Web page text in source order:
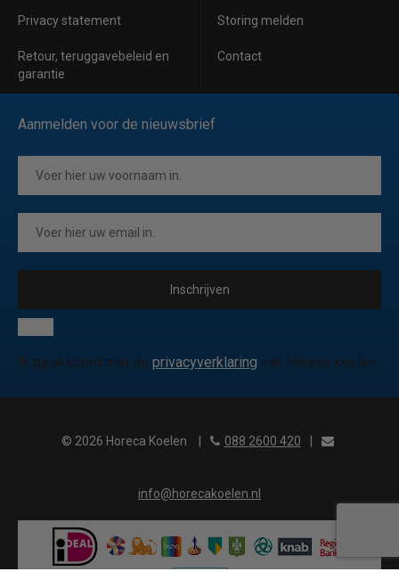
Privacy statement Storing melden
Retour, teruggavebeleid en
garantie
Contact
Aanmelden voor de nieuwsbrief
Inschrijven
Ik ga akkoord met de privacyverklaring van Horeca koelen
© 2026 Horeca Koelen 088 2600 420
info@horecakoelen.nl